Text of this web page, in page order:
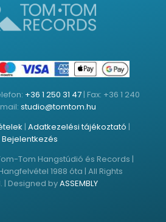
+36 1 250 31 47 | Fax: +36 1 240
studio@tomtom.hu
| Adatkezelési tájékoztató |
Bejelentkezés
Tom Hangstúdió és Records |
1988 óta | All Rights
| Designed byASSEMBLY